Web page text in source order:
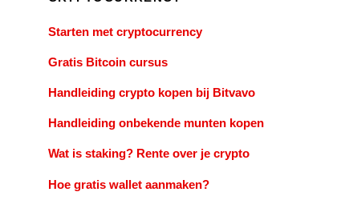
Starten met cryptocurrency
Gratis Bitcoin cursus
Handleiding crypto kopen bij Bitvavo
Handleiding onbekende munten kopen
Wat is staking? Rente over je crypto
Hoe gratis wallet aanmaken?